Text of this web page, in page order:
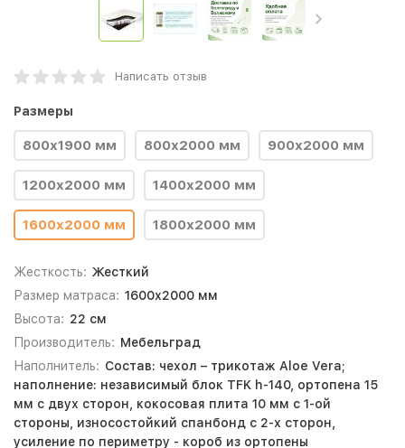
Написать отзыв
Размеры
800х1900 мм 800х2000 мм 900х2000 мм
1200х2000 мм 1400х2000 мм
1600х2000 мм 1800х2000 мм
Жесткость: Жесткий
Размер матраса: 1600х2000 мм
Высота: 22 см
Производитель: Мебельград
Наполнитель: Состав: чехол – трикотаж Aloe Vera;
наполнение: независимый блок TFK h-140, ортопена 15
мм с двух сторон, кокосовая плита 10 мм с 1-ой
стороны, износостойкий спанбонд с 2-х сторон,
усиление по периметру - короб из ортопены